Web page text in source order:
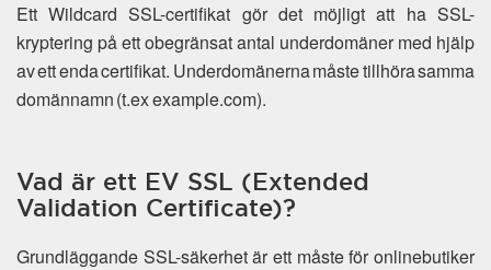
Ett Wildcard SSL-certifikat gör det möjligt att ha SSL-
kryptering på ett obegränsat antal underdomäner med hjälp
av ett enda certifikat. Underdomänerna måste tillhöra samma
domännamn (t.ex example.com).
Vad är ett EV SSL (Extended
Validation Certificate)?
Grundläggande SSL-säkerhet är ett måste för onlinebutiker